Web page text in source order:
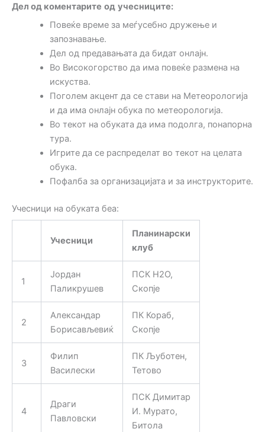
Дел од коментарите од учесниците:
Повеќе време за меѓусебно дружење и
запознавање.
Дел од предавањата да бидат онлајн.
Во Високогорство да има повеќе размена на
искуства.
Поголем акцент да се стави на Метеорологија
и да има онлајн обука по метеорологија.
Во текот на обуката да има подолга, понапорна
тура.
Игрите да се распределат во текот на целата
обука.
Пофалба за организацијата и за инструкторите.
Учесници на обуката беа:
Учесници
Планинарски
клуб
1
Јордан
Паликрушев
ПСК H2O,
Скопје
2
Александар
Борисављевиќ
ПК Кораб,
Скопје
3
Филип
Василески
ПК Љуботен,
Тетово
4
Драги
Павловски
ПСК Димитар
И. Мурато,
Битола